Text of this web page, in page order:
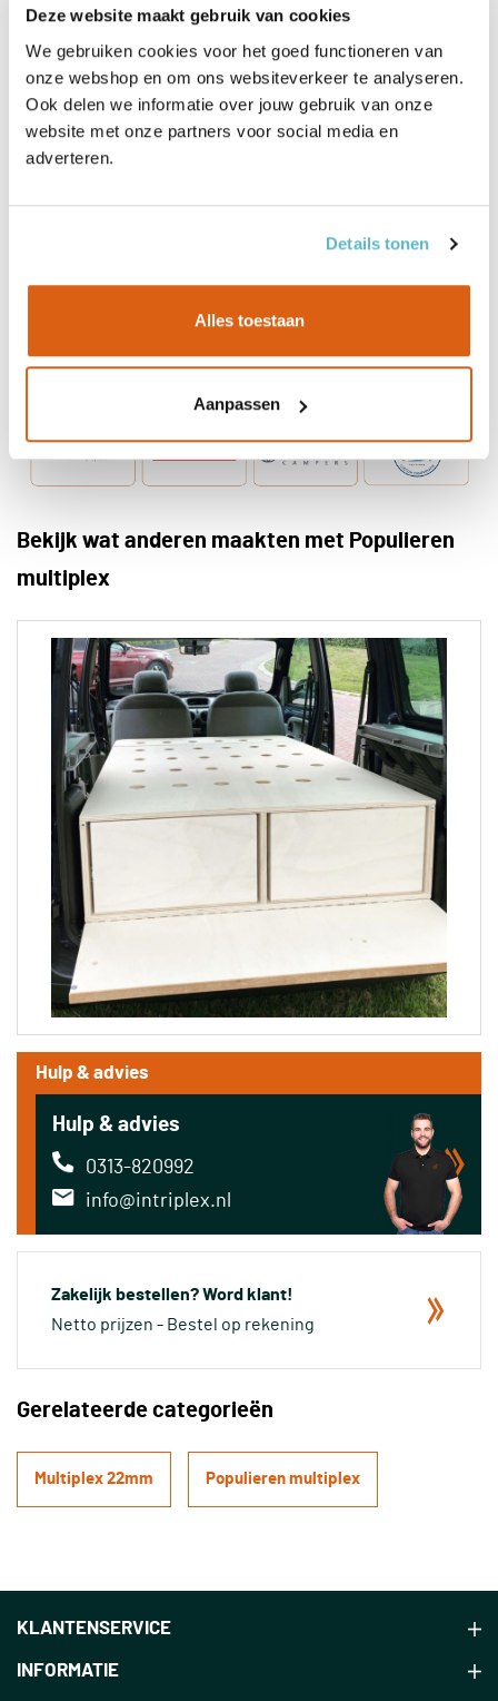
Deze website maakt gebruik van cookies
We gebruiken cookies voor het goed functioneren van
onze webshop en om ons websiteverkeer te analyseren.
Ook delen we informatie over jouw gebruik van onze
website met onze partners voor social media en
adverteren.
Details tonen
Alles toestaan
Aanpassen
Bekijk wat anderen maakten met Populieren
multiplex
Hulp & advies
Hulp & advies
0313-820992
info@intriplex.nl
Zakelijk bestellen? Word klant!
Netto prijzen - Bestel op rekening
Gerelateerde categorieën
Multiplex 22mm Populieren multiplex
KLANTENSERVICE
INFORMATIE